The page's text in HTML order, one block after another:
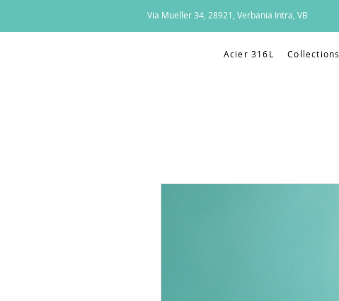
Via Mueller 34, 28921, Verbania Intra, VB
Acier 316L Collections